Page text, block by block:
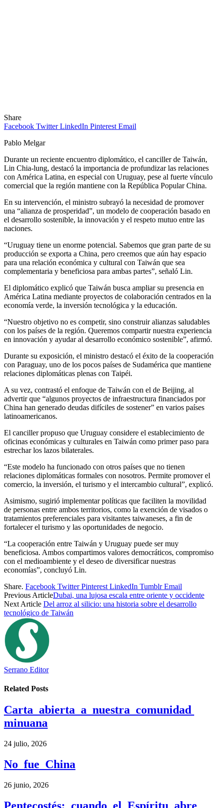
Share
Facebook Twitter LinkedIn Pinterest Email
Pablo Melgar
Durante un reciente encuentro diplomático, el canciller de Taiwán,
Lin Chia-lung, destacó la importancia de profundizar las relaciones
con América Latina, en especial con Uruguay, pese al fuerte vínculo
comercial que la región mantiene con la República Popular China.
En su intervención, el ministro subrayó la necesidad de promover
una “alianza de prosperidad”, un modelo de cooperación basado en
el desarrollo sostenible, la innovación y el respeto mutuo entre las
naciones.
“Uruguay tiene un enorme potencial. Sabemos que gran parte de su
producción se exporta a China, pero creemos que aún hay espacio
para una relación económica y cultural con Taiwán que sea
complementaria y beneficiosa para ambas partes”, señaló Lin.
El diplomático explicó que Taiwán busca ampliar su presencia en
América Latina mediante proyectos de colaboración centrados en la
economía verde, la inversión tecnológica y la educación.
“Nuestro objetivo no es competir, sino construir alianzas saludables
con los países de la región. Queremos compartir nuestra experiencia
en innovación y ayudar al desarrollo económico sostenible”, afirmó.
Durante su exposición, el ministro destacó el éxito de la cooperación
con Paraguay, uno de los pocos países de Sudamérica que mantiene
relaciones diplomáticas plenas con Taipéi.
A su vez, contrastó el enfoque de Taiwán con el de Beijing, al
advertir que “algunos proyectos de infraestructura financiados por
China han generado deudas difíciles de sostener” en varios países
latinoamericanos.
El canciller propuso que Uruguay considere el establecimiento de
oficinas económicas y culturales en Taiwán como primer paso para
estrechar los lazos bilaterales.
“Este modelo ha funcionado con otros países que no tienen
relaciones diplomáticas formales con nosotros. Permite promover el
comercio, la inversión, el turismo y el intercambio cultural”, explicó.
Asimismo, sugirió implementar políticas que faciliten la movilidad
de personas entre ambos territorios, como la exención de visados o
tratamientos preferenciales para visitantes taiwaneses, a fin de
fortalecer el turismo y las oportunidades de negocio.
“La cooperación entre Taiwán y Uruguay puede ser muy
beneficiosa. Ambos compartimos valores democráticos, compromiso
con el medioambiente y el deseo de diversificar nuestras
economías”, concluyó Lin.
Share. Facebook Twitter Pinterest LinkedIn Tumblr Email
Previous ArticleDubai, una lujosa escala entre oriente y occidente
Next Article Del arroz al silicio: una historia sobre el desarrollo
tecnológico de Taiwán
Serrano Editor
Related Posts
Carta abierta a nuestra comunidad
minuana
24 julio, 2026
No fue China
26 junio, 2026